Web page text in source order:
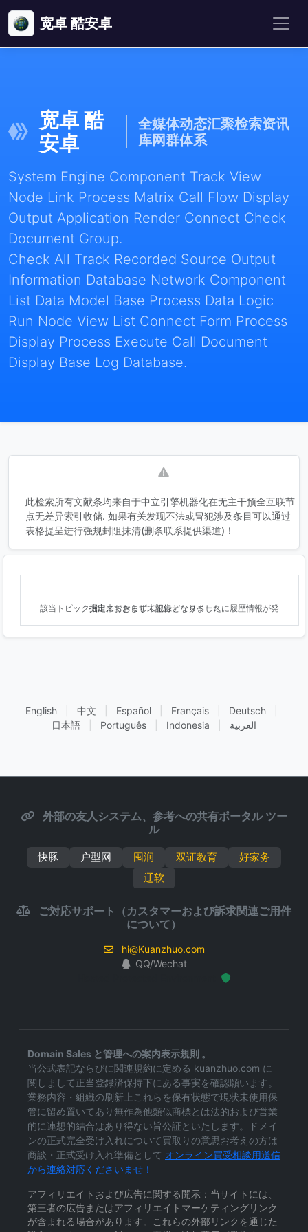
宽卓 酷安卓
宽卓 酷
安卓
全媒体动态汇聚检索资讯
库网群体系
System Engine Component Track View
Node Link Process Matrix Call Flow Display
Output Application Render Connect Check
Document Group.
Check All Track Recorded Source Output
Information Database Network Component
List Data Model Base Process Data Logic
Run Node View List Connect Form Process
Display Process Execute Call Document
Display Base Log Database.
此检索所有文献条均来自于中立引擎机器化在无主干预全互联节
点无差异索引收储. 如果有关发现不法或冒犯涉及条目可以通过
表格提呈进行强规封阻抹清(删条联系提供渠道)！
該当トピック指定におきまして記録データベースに履歴情報が発掘出来ておらず未報告となりました。
English 中文 Español Français Deutsch
日本語
Português Indonesia العربية
外部の友人システム、参考への共有ポータル ツー
ル
快豚 户型网 囤润 双证教育
好家务
辽软
ご対応サポート（カスタマーおよび訴求関連ご用件
について）
hi@Kuanzhuo.com
QQ/Wechat
Domain Sales と管理への案内表示規則 。
当公式表記ならびに関連規約に定める kuanzhuo.com に
関しまして正当登録済保持下にある事実を確認願います。
業務内容・組織の刷新上これらを保有状態で現状未使用保
管に留め置いてあり無作為他類似商標とは法的および営業
的に連想的結合はあり得ない旨公証といたします。ドメイ
ンの正式完全受け入れについて買取りの意思お考えの方は
商談・正式受け入れ準備として オンライン買受相談用送信
から連絡対応くださいませ！
アフィリエイトおよび広告に関する開示：当サイトには、
第三者の広告またはアフィリエイトマーケティングリンク
が含まれる場合があります。これらの外部リンクを通じた